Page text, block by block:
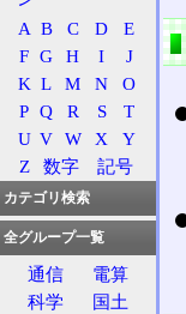
A B C D
E
F G H I
J
K L M N
O
P Q R S
T
U V W X
Y
Z
数字 記号
カテゴリ検索
全グループ一覧
通信
電算
科学
国土